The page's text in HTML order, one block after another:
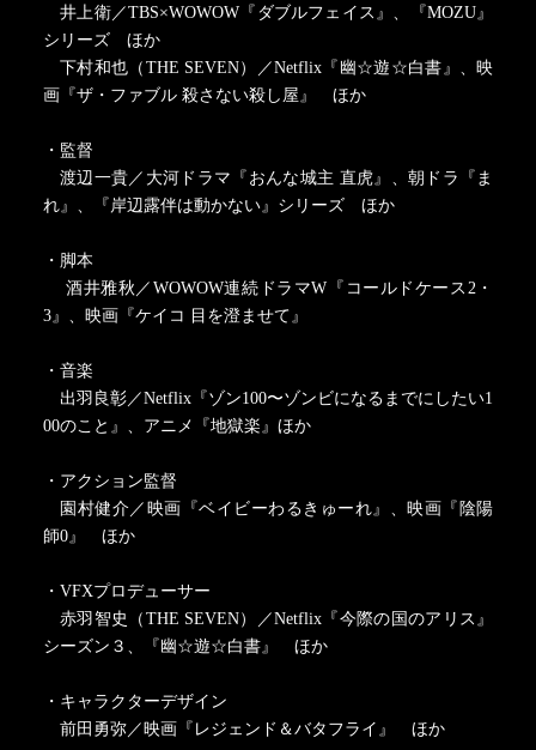
井上衛／TBS×WOWOW『ダブルフェイス』、『MOZU』
シリーズ ほか
下村和也（THE SEVEN）／Netflix『幽☆遊☆白書』、映
画『ザ・ファブル 殺さない殺し屋』 ほか
・監督
渡辺一貴／大河ドラマ『おんな城主 直虎』、朝ドラ『ま
れ』、『岸辺露伴は動かない』シリーズ ほか
・脚本
酒井雅秋／WOWOW連続ドラマW『コールドケース2・
3』、映画『ケイコ 目を澄ませて』
・音楽
出羽良彰／Netflix『ゾン100〜ゾンビになるまでにしたい1
00のこと』、アニメ『地獄楽』ほか
・アクション監督
園村健介／映画『ベイビーわるきゅーれ』、映画『陰陽
師0』 ほか
・VFXプロデューサー
赤羽智史（THE SEVEN）／Netflix『今際の国のアリス』
シーズン３、『幽☆遊☆白書』 ほか
・キャラクターデザイン
前田勇弥／映画『レジェンド＆バタフライ』 ほか